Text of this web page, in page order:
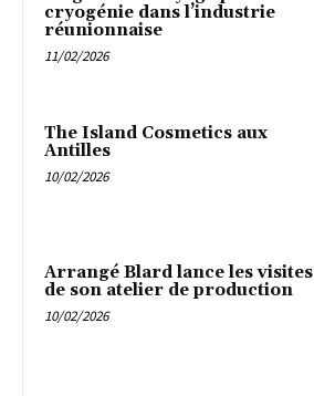
cryogénie dans l’industrie
réunionnaise
11/02/2026
The Island Cosmetics aux
Antilles
10/02/2026
Arrangé Blard lance les visites
de son atelier de production
10/02/2026